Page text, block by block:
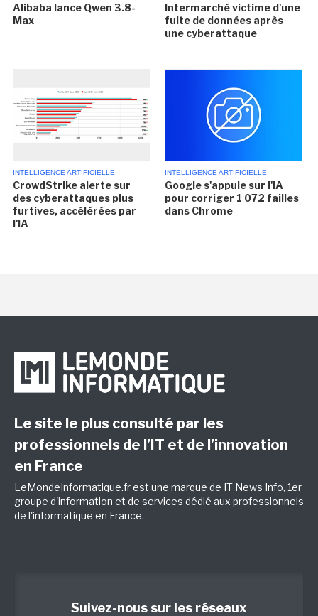
Alibaba lance Qwen 3.8-
Max
Intermarché victime d'une
fuite de données après
une cyberattaque
INTELLIGENCE ARTIFICIELLE
CrowdStrike alerte sur
des cyberattaques plus
furtives, accélérées par
l'IA
INTELLIGENCE ARTIFICIELLE
Google s'appuie sur l'IA
pour corriger 1 072 failles
dans Chrome
Le site le plus consulté par les
professionnels de l’IT et de l’innovation
en France
LeMondeInformatique.fr est une marque de IT News Info, 1er
groupe d'information et de services dédié aux professionnels
de l'informatique en France.
Suivez-nous sur les réseaux